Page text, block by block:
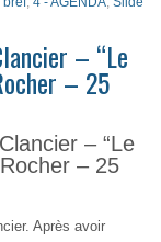
– “Le
– 25
– “Le
– 25
Après avoir